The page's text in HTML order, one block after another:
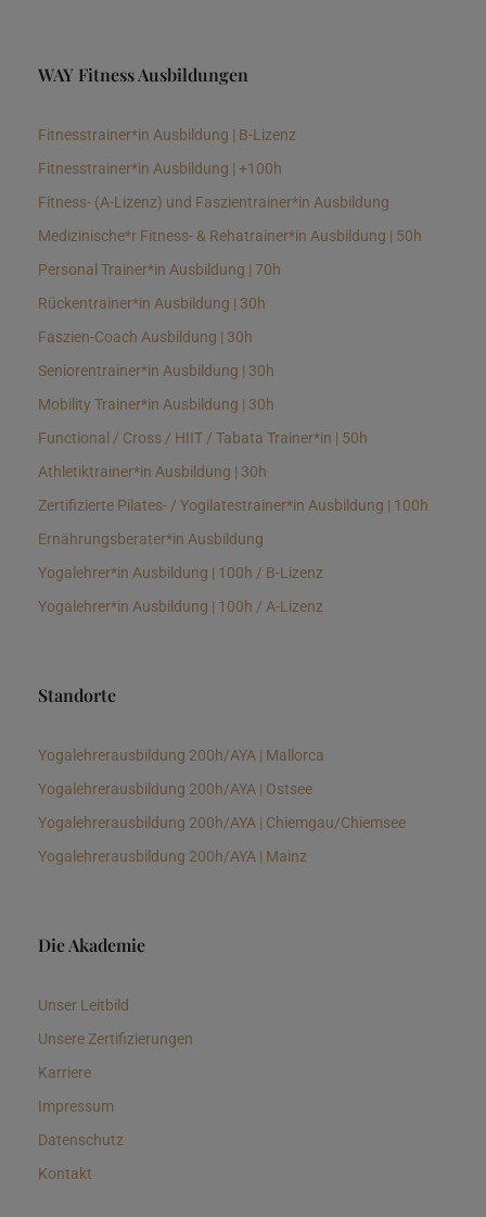
WAY Fitness Ausbildungen
Fitnesstrainer*in Ausbildung | B-Lizenz
Fitnesstrainer*in Ausbildung | +100h
Fitness- (A-Lizenz) und Faszientrainer*in Ausbildung
Medizinische*r Fitness- & Rehatrainer*in Ausbildung | 50h
Personal Trainer*in Ausbildung | 70h
Rückentrainer*in Ausbildung | 30h
Faszien-Coach Ausbildung | 30h
Seniorentrainer*in Ausbildung | 30h
Mobility Trainer*in Ausbildung | 30h
Functional / Cross / HIIT / Tabata Trainer*in | 50h
Athletiktrainer*in Ausbildung | 30h
Zertifizierte Pilates- / Yogilatestrainer*in Ausbildung | 100h
Ernährungsberater*in Ausbildung
Yogalehrer*in Ausbildung | 100h / B-Lizenz
Yogalehrer*in Ausbildung | 100h / A-Lizenz
Standorte
Yogalehrerausbildung 200h/AYA | Mallorca
Yogalehrerausbildung 200h/AYA | Ostsee
Yogalehrerausbildung 200h/AYA | Chiemgau/Chiemsee
Yogalehrerausbildung 200h/AYA | Mainz
Die Akademie
Unser Leitbild
Unsere Zertifizierungen
Karriere
Impressum
Datenschutz
Kontakt